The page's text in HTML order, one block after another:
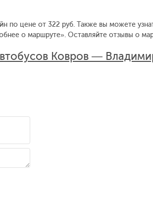
по цене от 322 руб. Также вы можете
о маршруте». Оставляйте отзывы о
Ковров —